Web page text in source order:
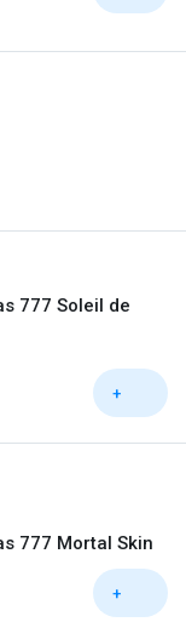
777 Soleil de
+
777 Mortal Skin
+